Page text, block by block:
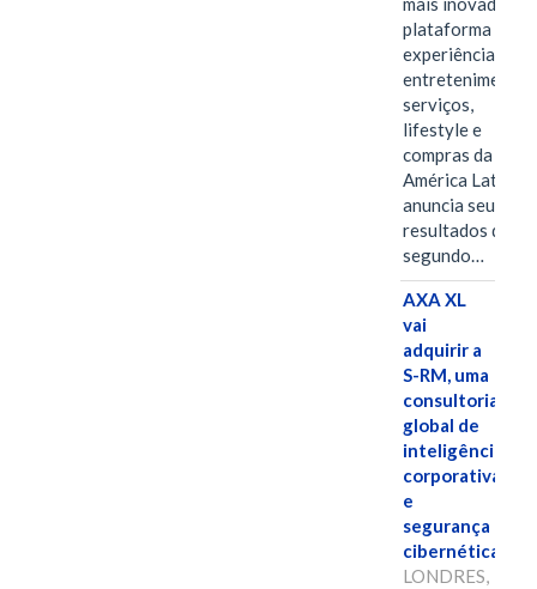
plataforma de
experiências,
entretenimento,
serviços,
lifestyle e
compras da
América Latina
anuncia seus
resultados do
segundo…
AXA XL
vai
adquirir a
S-RM, uma
consultoria
global de
inteligência
corporativa
e
segurança
cibernética
LONDRES,